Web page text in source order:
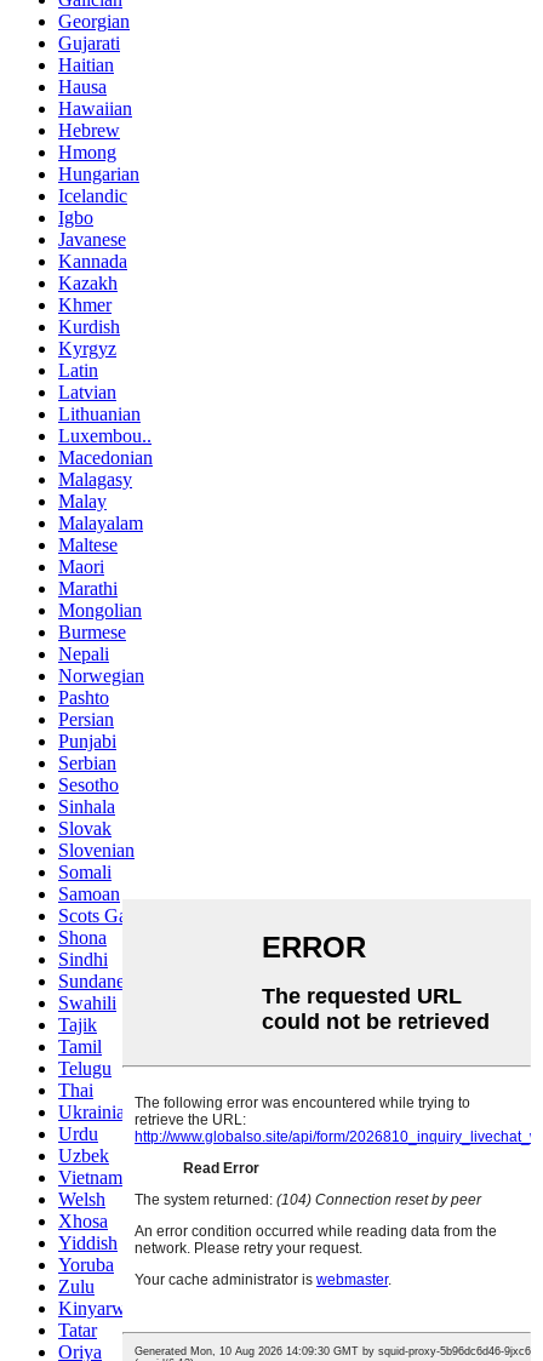
Georgian
Gujarati
Haitian
Hausa
Hawaiian
Hebrew
Hmong
Hungarian
Icelandic
Igbo
Javanese
Kannada
Kazakh
Khmer
Kurdish
Kyrgyz
Latin
Latvian
Lithuanian
Luxembou..
Macedonian
Malagasy
Malay
Malayalam
Maltese
Maori
Marathi
Mongolian
Burmese
Nepali
Norwegian
Pashto
Persian
Punjabi
Serbian
Sesotho
Sinhala
Slovak
Slovenian
Somali
Samoan
Scots Gaelic
Shona
Sindhi
Sundanese
Swahili
Tajik
Tamil
Telugu
Thai
Ukrainian
Urdu
Uzbek
Vietnamese
Welsh
Xhosa
Yiddish
Yoruba
Zulu
Kinyarwanda
Tatar
Oriya